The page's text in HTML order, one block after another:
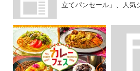
立てパンセール」、人気